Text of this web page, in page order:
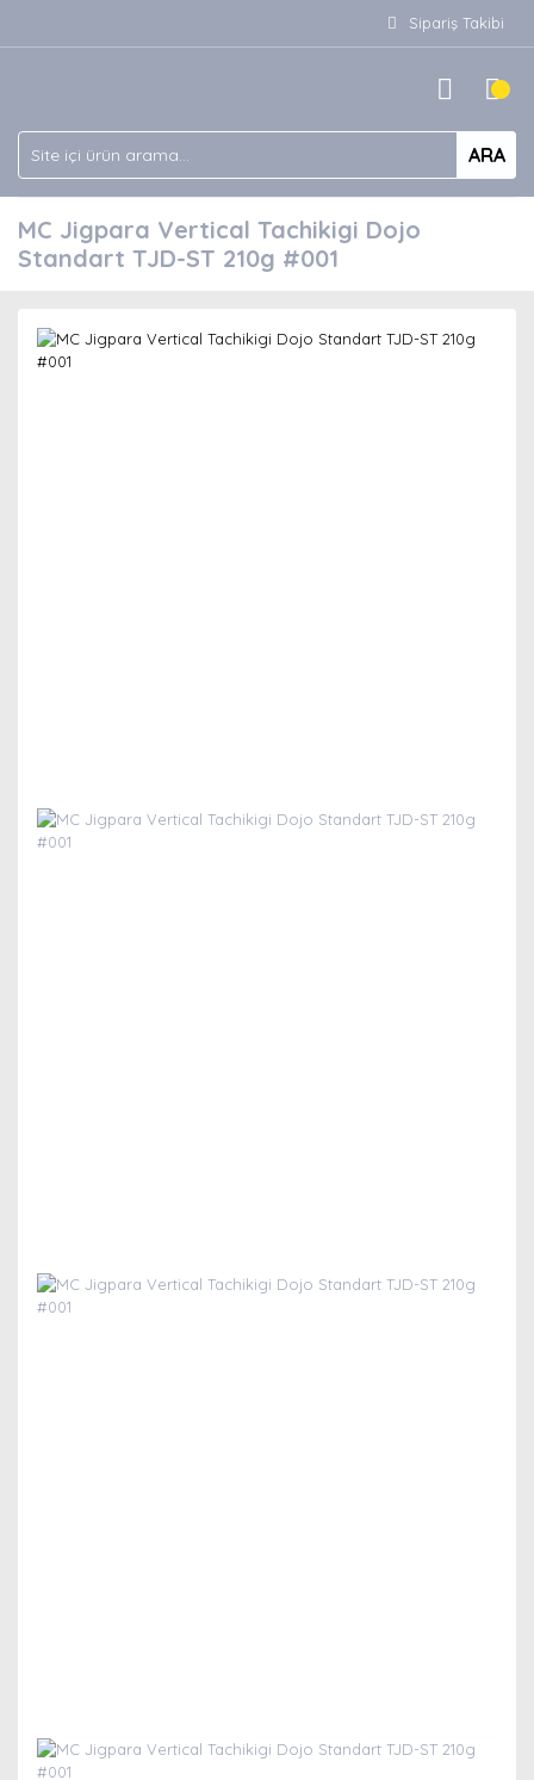
Sipariş Takibi
ARA
MC Jigpara Vertical Tachikigi Dojo
Standart TJD-ST 210g #001